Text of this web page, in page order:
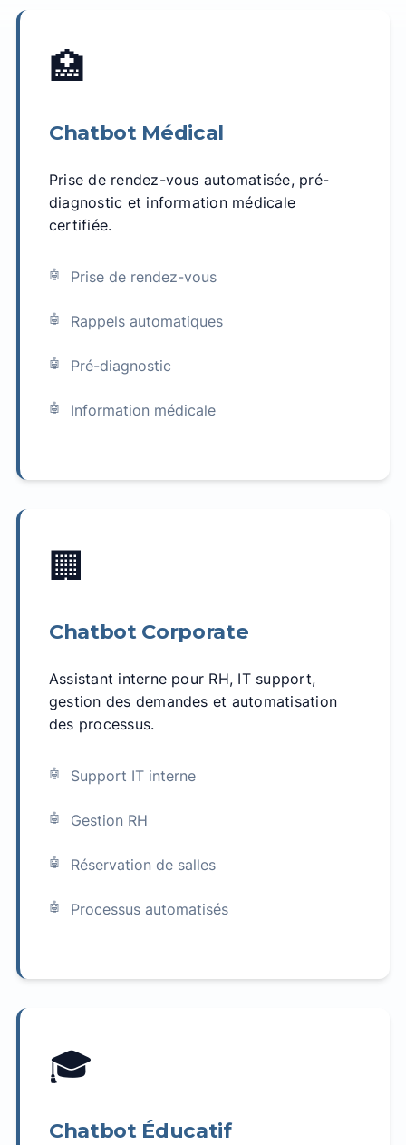
🏥
Chatbot Médical
Prise de rendez-vous automatisée, pré-
diagnostic et information médicale
certifiée.
Prise de rendez-vous
Rappels automatiques
Pré-diagnostic
Information médicale
🏢
Chatbot Corporate
Assistant interne pour RH, IT support,
gestion des demandes et automatisation
des processus.
Support IT interne
Gestion RH
Réservation de salles
Processus automatisés
🎓
Chatbot Éducatif